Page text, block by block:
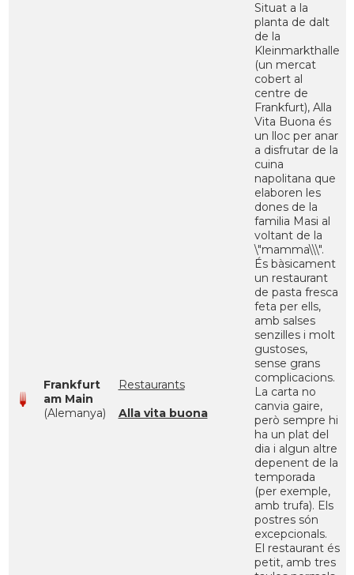
Frankfurt
am Main
(Alemanya)
Restaurants
Alla vita buona
Situat a la
planta de dalt
de la
Kleinmarkthalle
(un mercat
cobert al
centre de
Frankfurt), Alla
Vita Buona és
un lloc per anar
a disfrutar de la
cuina
napolitana que
elaboren les
dones de la
familia Masi al
voltant de la
\"mamma\\\".
És bàsicament
un restaurant
de pasta fresca
feta per ells,
amb salses
senzilles i molt
gustoses,
sense grans
complicacions.
La carta no
canvia gaire,
però sempre hi
ha un plat del
dia i algun altre
depenent de la
temporada
(per exemple,
amb trufa). Els
postres són
excepcionals.
El restaurant és
petit, amb tres